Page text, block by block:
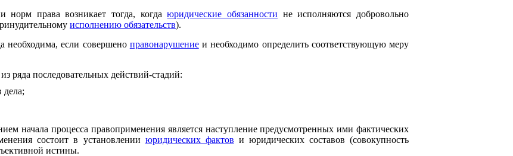
норм права возникает тогда, когдаюридические обязанности не исполняются добровольно
исполнению обязательств).
необходима, если совершено правонарушениеи необходимо определить соответствующую меру
ряда последовательных действий-стадий:
дела;
начала процесса правоприменения является наступление предусмотренных ими фактических
состоит в установлении юридических фактов и юридических составов (совокупность
истины.